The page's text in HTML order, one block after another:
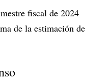
fiscal de 2024
de la estimación de